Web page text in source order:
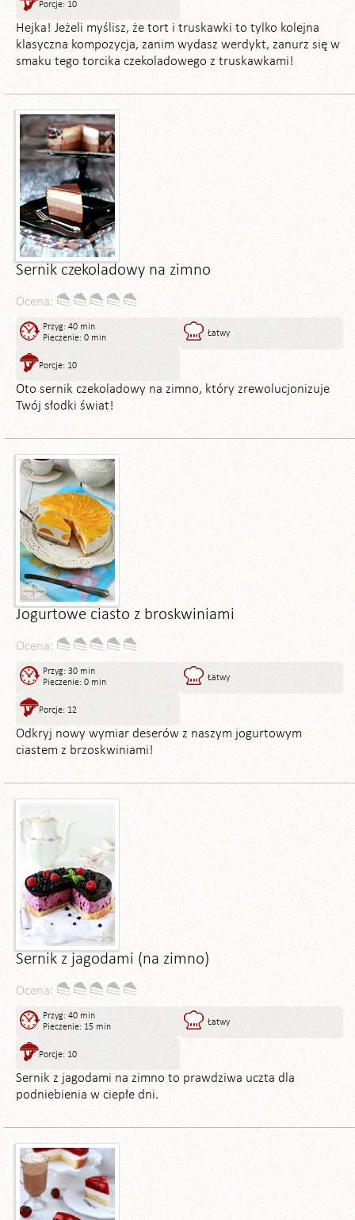
Porcje: 10
Hejka! Jeżeli myślisz, że tort i truskawki to tylko kolejna
klasyczna kompozycja, zanim wydasz werdykt, zanurz się w
smaku tego torcika czekoladowego z truskawkami!
Sernik czekoladowy na zimno
Ocena:
Przyg: 40 min
Pieczenie: 0 min
Łatwy
Porcje: 10
Oto sernik czekoladowy na zimno, który zrewolucjonizuje
Twój słodki świat!
Jogurtowe ciasto z broskwiniami
Ocena:
Przyg: 30 min
Pieczenie: 0 min
Łatwy
Porcje: 12
Odkryj nowy wymiar deserów z naszym jogurtowym
ciastem z brzoskwiniami!
Sernik z jagodami (na zimno)
Ocena:
Przyg: 40 min
Pieczenie: 15 min
Łatwy
Porcje: 10
Sernik z jagodami na zimno to prawdziwa uczta dla
podniebienia w ciepłe dni.